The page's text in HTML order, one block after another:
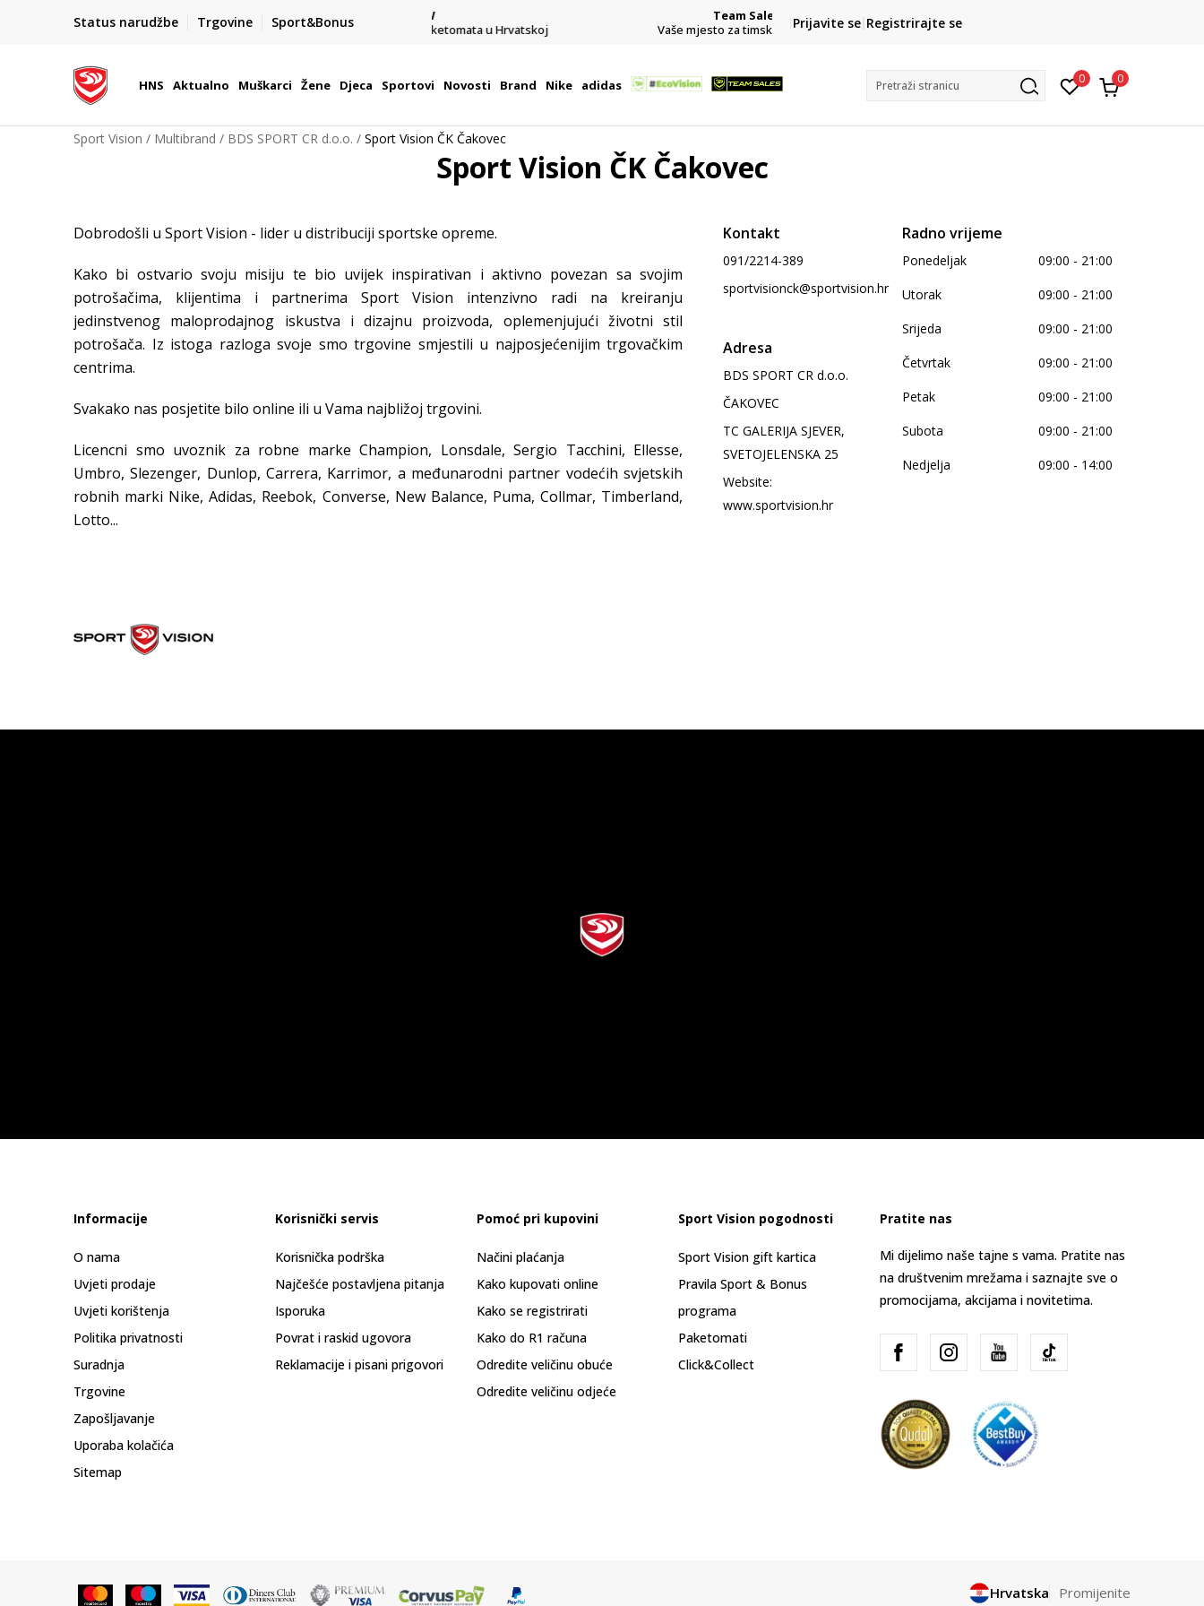
Status narudžbe Trgovine Sport&Bonus
BOX NOW
Dostava 1,50 €
| Više od 800 paketomata u Hrvatskoj
Vaše mjesto za timske sportove.
CLICK& COLLECT
besplatno preuzimanje u trgovini
Prijavite se Registrirajte se
HNS Aktualno Muškarci Žene Djeca Sportovi Novosti Brand Nike adidas Pretraži stranicu 0 0
Sport Vision Multibrand BDS SPORT CR d.o.o. Sport Vision ČK Čakovec
Sport Vision ČK Čakovec
Dobrodošli u Sport Vision - lider u distribuciji sportske opreme.
Kako bi ostvario svoju misiju te bio uvijek inspirativan i aktivno povezan sa svojim
potrošačima, klijentima i partnerima Sport Vision intenzivno radi na kreiranju
jedinstvenog maloprodajnog iskustva i dizajnu proizvoda, oplemenjujući životni stil
potrošača. Iz istoga razloga svoje smo trgovine smjestili u najposjećenijim trgovačkim
centrima.
Svakako nas posjetite bilo online ili u Vama najbližoj trgovini.
Licencni smo uvoznik za robne marke Champion, Lonsdale, Sergio Tacchini, Ellesse,
Umbro, Slezenger, Dunlop, Carrera, Karrimor, a međunarodni partner vodećih svjetskih
robnih marki Nike, Adidas, Reebok, Converse, New Balance, Puma, Collmar, Timberland,
Lotto...
Kontakt
091/2214-389
sportvisionck@sportvision.hr
Adresa
BDS SPORT CR d.o.o.
ČAKOVEC
TC GALERIJA SJEVER,
SVETOJELENSKA 25
Website:
www.sportvision.hr
Radno vrijeme
Ponedeljak
09:00 - 21:00
Utorak
09:00 - 21:00
Srijeda
09:00 - 21:00
Četvrtak
09:00 - 21:00
Petak
09:00 - 21:00
Subota
09:00 - 21:00
Nedjelja
09:00 - 14:00
Informacije
O nama
Uvjeti prodaje
Uvjeti korištenja
Politika privatnosti
Suradnja
Trgovine
Zapošljavanje
Uporaba kolačića
Sitemap
Korisnički servis
Korisnička podrška
Najčešće postavljena pitanja
Isporuka
Povrat i raskid ugovora
Reklamacije i pisani prigovori
Pomoć pri kupovini
Načini plaćanja
Kako kupovati online
Kako se registrirati
Kako do R1 računa
Odredite veličinu obuće
Odredite veličinu odjeće
Sport Vision pogodnosti
Sport Vision gift kartica
Pravila Sport & Bonus
programa
Paketomati
Click&Collect
Pratite nas
Mi dijelimo naše tajne s vama. Pratite nas
na društvenim mrežama i saznajte sve o
promocijama, akcijama i novitetima.
Hrvatska Promijenite